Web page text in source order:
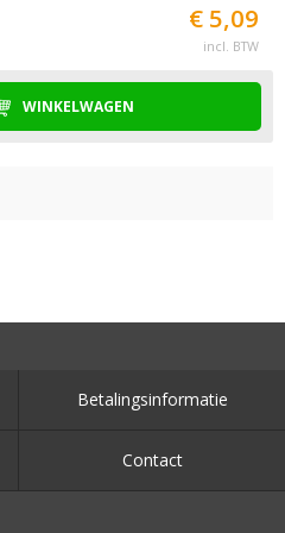
€ 5,09
incl. BTW
WINKELWAGEN
Betalingsinformatie
Contact